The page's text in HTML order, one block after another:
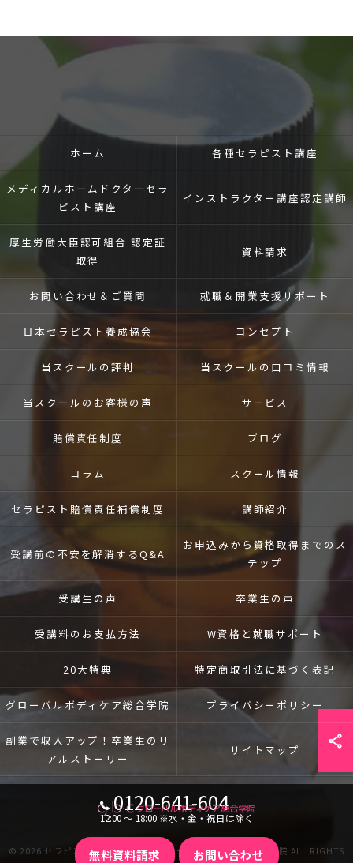
0120-641-604
12:00 〜 18:00 ※水・金・祝日は除く
無料資料請求 お問い合わせ
ホーム 各種セラピスト講座
メディカルホームドクター セラ
ピスト講座
インストラクター講座認定講師
厚生労働大臣認可組合 認定証
取得
資料請求
お問い合わせ＆ご質問 就職＆開業支援サポート
日本セラピスト養成協会 コンセプト
当スクールの評判 当スクールの口コミ情報
当スクールのお客様の声 サービス
賠償責任制度 ブログ
コラム スクール情報
セラピスト賠償責任補償制度 講師紹介
受講前の不安を解消するQ&A
お申込みから資格取得までのス
テップ
受講生の声 卒業生の声
受講料のお支払方法 W資格と就職サポート
20大特典 特定商取引法に基づく表記
グローバルボディケア総合学院 プライバシーポリシー
副業で収入アップ！卒業生のリ
アルストーリー
サイトマップ
© 2026 セラピストの通信講座ならグローバルボディケア総合学院 ALL RIGHTS